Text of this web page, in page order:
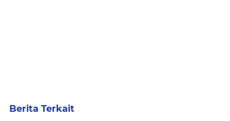
Berita Terkait